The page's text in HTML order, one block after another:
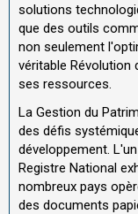
solutions
que des outils
non seulement
véritable Révolution
ses ressources.
La Gestion du
des défis
développement.
Registre National
nombreux pays
des documents